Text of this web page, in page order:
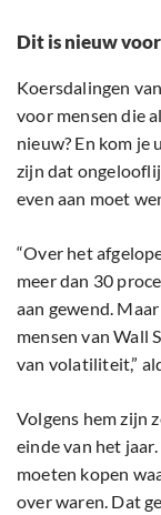
Dit is nieuw
Koersdalingen
voor mensen die
nieuw? En kom
zijn dat
even aan moet
“Over het
meer dan 30
aan gewend.
mensen van Wall
van volatiliteit,”
Volgens hem zijn
einde van het
moeten kopen
over waren. Dat